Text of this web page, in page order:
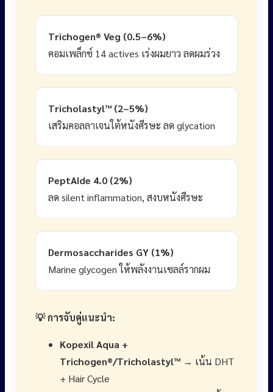
Trichogen® Veg (0.5–6%)
คอมเพล็กซ์ 14 actives เร่งผมยาว ลดผมร่วง
Tricholastyl™ (2–5%)
เสริมคอลลาเจนใต้หนังศีรษะ ลด glycation
PeptAIde 4.0 (2%)
ลด silent inflammation, สงบหนังศีรษะ
Dermosaccharides GY (1%)
Marine glycogen ให้พลังงานเซลล์รากผม
💡 การจับคู่แนะนำ:
Kopexil Aqua +
Trichogen®/Tricholastyl™ → เน้น DHT
+ Hair Cycle